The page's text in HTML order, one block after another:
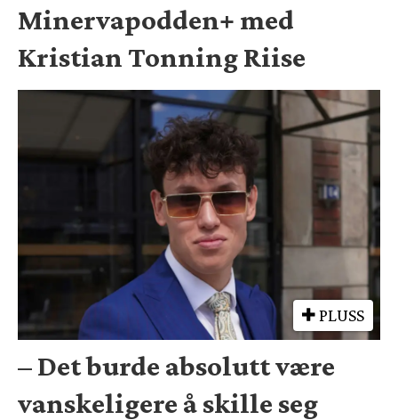
Minervapodden+ med
Kristian Tonning Riise
PLUSS
– Det burde absolutt være
vanskeligere å skille seg